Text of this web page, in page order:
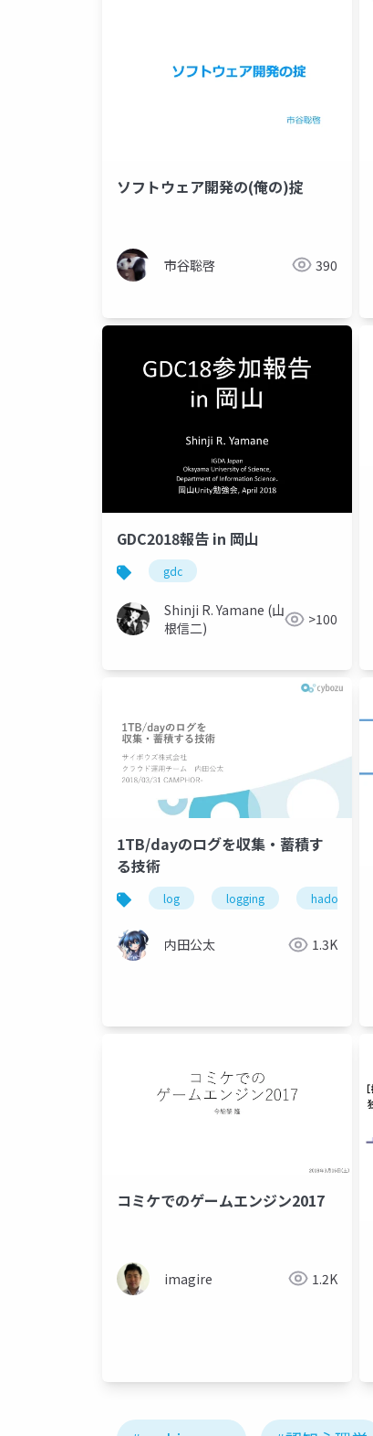
ソフトウェア開発の(俺の)掟
市谷聡啓 390
GDC2018報告 in 岡山
gdc
Shinji R. Yamane (山
根信二)
>100
1TB/dayのログを収集・蓄積す
る技術
log logging hadoop
内田公太 1.3K
コミケでのゲームエンジン2017
imagire 1.2K